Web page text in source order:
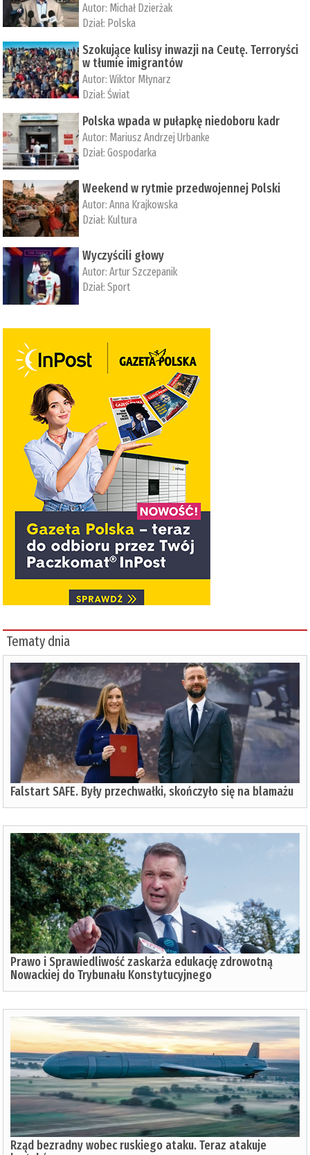
Autor: Michał Dzierżak
Dział: Polska
Szokujące kulisy inwazji na Ceutę. Terroryści
w tłumie imigrantów
Autor:Wiktor Młynarz
Dział:Świat
Polska wpada w pułapkę niedoboru kadr
Autor: Mariusz Andrzej Urbanke
Dział:Gospodarka
Weekend w rytmie przedwojennej Polski
Autor:Anna Krajkowska
Dział: Kultura
Wyczyścili głowy
Autor:Artur Szczepanik
Dział:Sport
Tematy dnia
Falstart SAFE. Były przechwałki, skończyło się na blamażu
Prawo i Sprawiedliwość zaskarża edukację zdrowotną
Nowackiej do Trybunału Konstytucyjnego
Rząd bezradny wobec ruskiego ataku. Teraz atakuje